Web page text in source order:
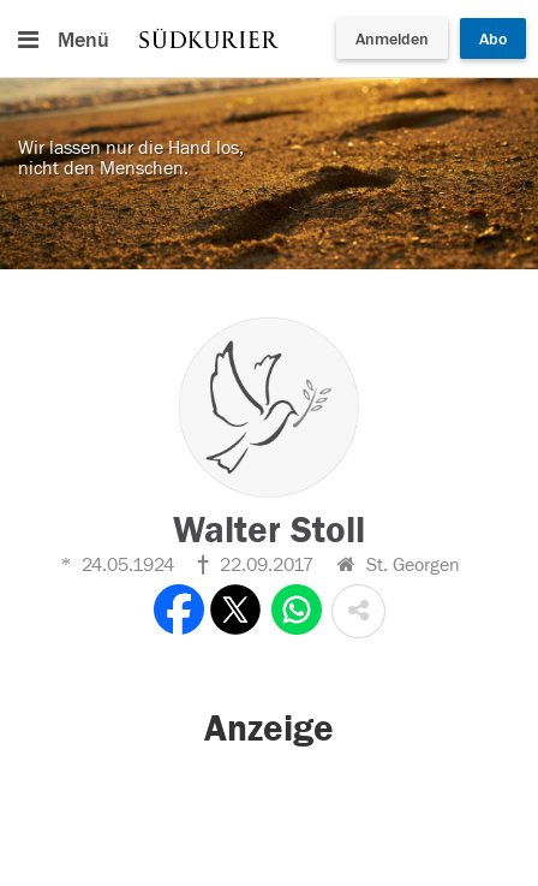
Menü Anmelden Abo
Wir lassen nur die Hand los,
nicht den Menschen.
Walter Stoll
24.05.1924 22.09.2017 St. Georgen
Anzeige